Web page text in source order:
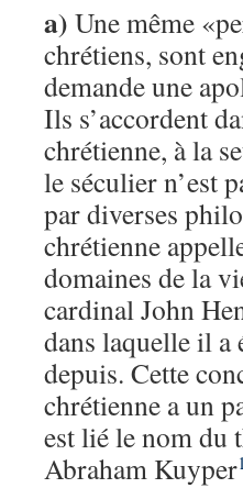
a) Une même
chrétiens, sont
demande une
Ils s’accordent
chrétienne, à la
le séculier n’est
par diverses
chrétienne
domaines de la
cardinal John
dans laquelle il a
depuis. Cette
chrétienne a un
est lié le nom du
Abraham Kuyper